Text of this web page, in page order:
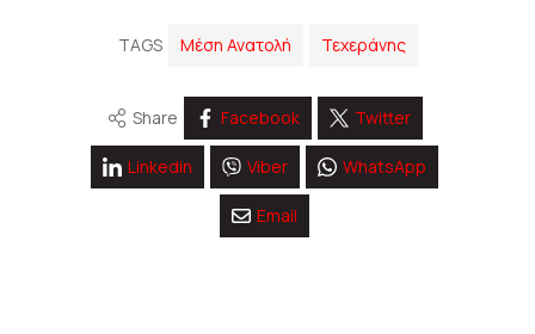
TAGS Μέση Ανατολή Τεχεράνης
Share Facebook Twitter
Linkedin Viber WhatsApp
Email